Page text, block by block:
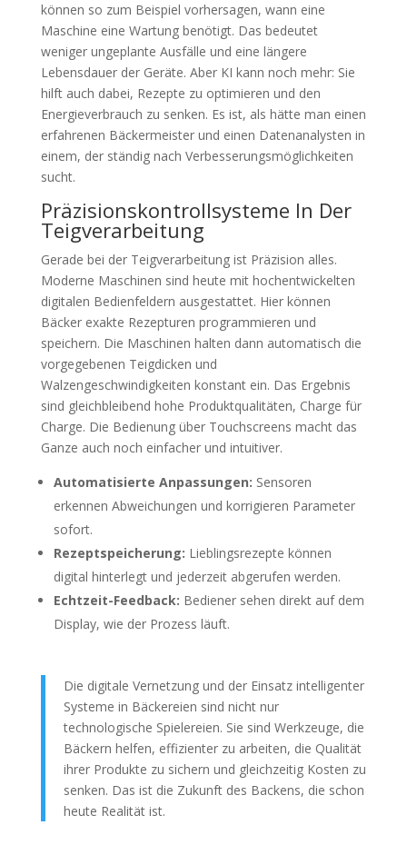
können so zum Beispiel vorhersagen, wann eine
Maschine eine Wartung benötigt. Das bedeutet
weniger ungeplante Ausfälle und eine längere
Lebensdauer der Geräte. Aber KI kann noch mehr: Sie
hilft auch dabei, Rezepte zu optimieren und den
Energieverbrauch zu senken. Es ist, als hätte man einen
erfahrenen Bäckermeister und einen Datenanalysten in
einem, der ständig nach Verbesserungsmöglichkeiten
sucht.
Präzisionskontrollsysteme In Der
Teigverarbeitung
Gerade bei der Teigverarbeitung ist Präzision alles.
Moderne Maschinen sind heute mit hochentwickelten
digitalen Bedienfeldern ausgestattet. Hier können
Bäcker exakte Rezepturen programmieren und
speichern. Die Maschinen halten dann automatisch die
vorgegebenen Teigdicken und
Walzengeschwindigkeiten konstant ein. Das Ergebnis
sind gleichbleibend hohe Produktqualitäten, Charge für
Charge. Die Bedienung über Touchscreens macht das
Ganze auch noch einfacher und intuitiver.
Automatisierte Anpassungen: Sensoren
erkennen Abweichungen und korrigieren Parameter
sofort.
Rezeptspeicherung: Lieblingsrezepte können
digital hinterlegt und jederzeit abgerufen werden.
Echtzeit-Feedback: Bediener sehen direkt auf dem
Display, wie der Prozess läuft.
Die digitale Vernetzung und der Einsatz intelligenter
Systeme in Bäckereien sind nicht nur
technologische Spielereien. Sie sind Werkzeuge, die
Bäckern helfen, effizienter zu arbeiten, die Qualität
ihrer Produkte zu sichern und gleichzeitig Kosten zu
senken. Das ist die Zukunft des Backens, die schon
heute Realität ist.